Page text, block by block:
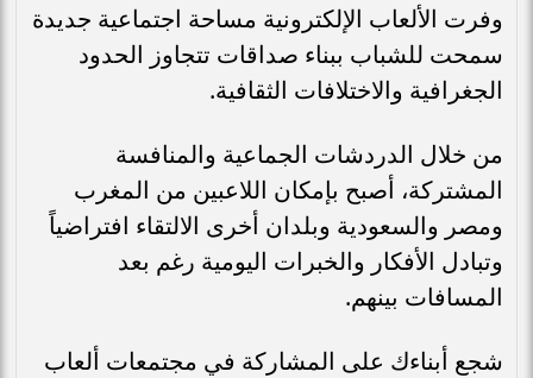
وفرت الألعاب الإلكترونية مساحة اجتماعية جديدة
سمحت للشباب ببناء صداقات تتجاوز الحدود
الجغرافية والاختلافات الثقافية.
من خلال الدردشات الجماعية والمنافسة
المشتركة، أصبح بإمكان اللاعبين من المغرب
ومصر والسعودية وبلدان أخرى الالتقاء افتراضياً
وتبادل الأفكار والخبرات اليومية رغم بعد
المسافات بينهم.
شجع أبناءك على المشاركة في مجتمعات ألعاب